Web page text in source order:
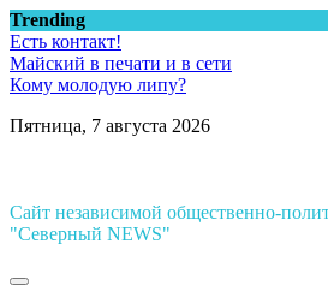
Перейти
к
содержимому
Trending
Есть контакт!
Майский в печати и в сети
Кому молодую липу?
Пятница, 7 августа 2026
Сайт независимой общественно-
"Северный NEWS"